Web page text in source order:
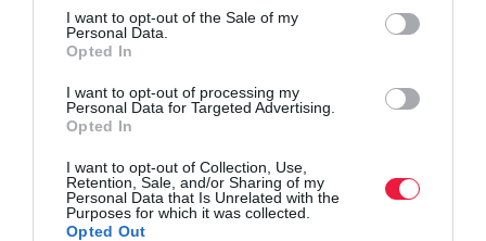
consent section.
I want to opt-out of the Sale of my
Personal Data.
Opted In
I want to opt-out of processing my
Personal Data for Targeted Advertising.
Opted In
I want to opt-out of Collection, Use,
Retention, Sale, and/or Sharing of my
Personal Data that Is Unrelated with the
Purposes for which it was collected.
Opted Out